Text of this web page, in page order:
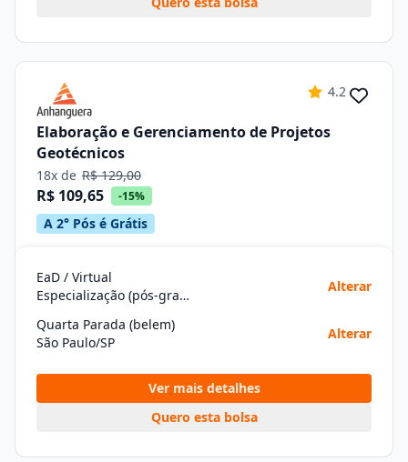
4.2
Elaboração e Gerenciamento de Projetos
Geotécnicos
18x de R$ 129,00
R$ 109,65 -15%
A 2° Pós é Grátis
EaD / Virtual
Especialização (pós-graduação)
Alterar
Quarta Parada (belem)
São Paulo/SP
Alterar
Ver mais detalhes
Quero esta bolsa